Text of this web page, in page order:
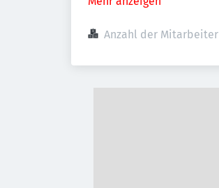
Anzahl der Mitarbeiter